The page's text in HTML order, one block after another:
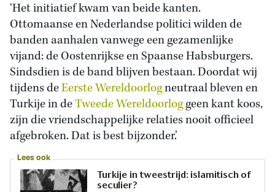
‘Het initiatief kwam van beide kanten.
Ottomaanse en Nederlandse politici wilden de
banden aanhalen vanwege een gezamenlijke
vijand: de Oostenrijkse en Spaanse Habsburgers.
Sindsdien is de band blijven bestaan. Doordat wij
tijdens deEerste Wereldoorlogneutraal bleven en
Turkije in deTweede Wereldoorloggeen kant koos,
zijn die vriendschappelijke relaties nooit officieel
afgebroken. Dat is best bijzonder.’
Lees ook
Turkije in tweestrijd: islamitisch of
seculier?